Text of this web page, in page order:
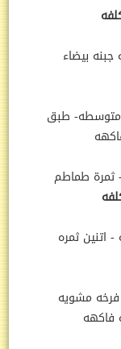
بيضاء
متوسطه- طبق
ثمرة طماطم
- اتنين ثمره
مشويه
فاكهه